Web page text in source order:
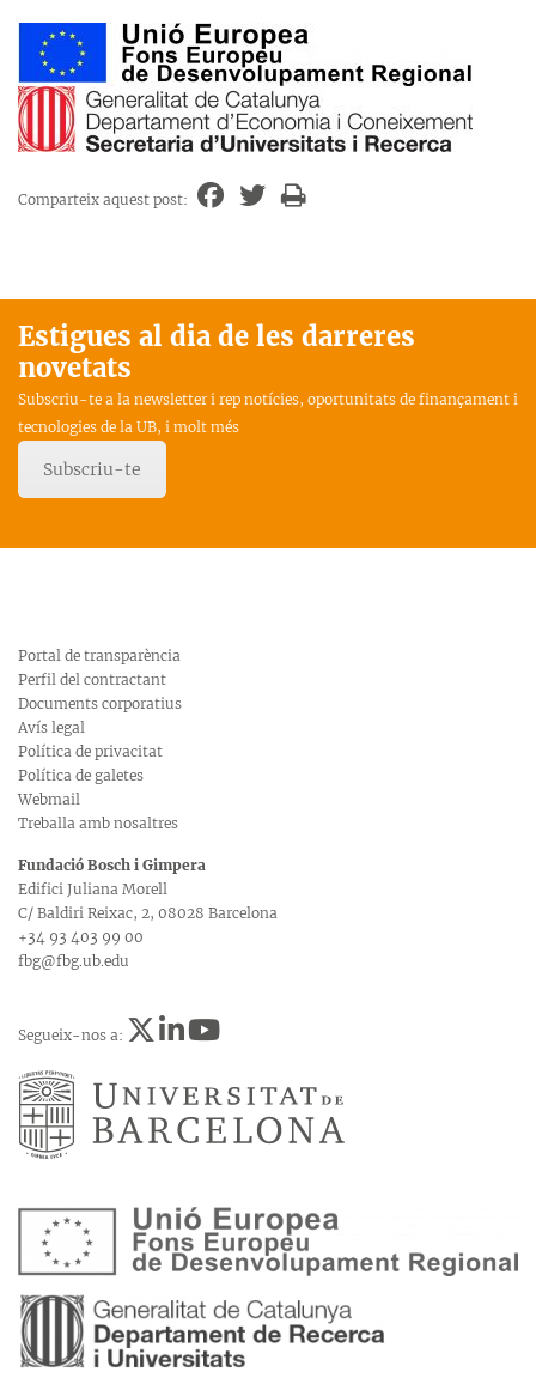
Comparteix aquest post:
Estigues al dia de les darreres
novetats
Subscriu-te a la newsletter i rep notícies, oportunitats de finançament i
tecnologies de la UB, i molt més
Subscriu-te
Portal de transparència
Perfil del contractant
Documents corporatius
Avís legal
Política de privacitat
Política de galetes
Webmail
Treballa amb nosaltres
Fundació Bosch i Gimpera
Edifici Juliana Morell
C/ Baldiri Reixac, 2, 08028 Barcelona
+34 93 403 99 00
fbg@fbg.ub.edu
Segueix-nos a: